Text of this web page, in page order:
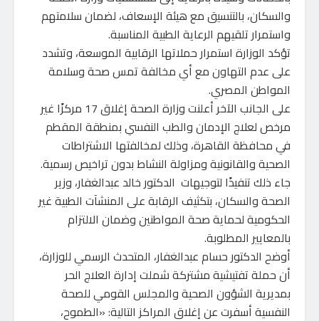
والسكان، بالتنسيق مع هيئة الإسعاف، لضمان سلامتهم
واستمرار تلقيهم الرعاية الطبية المناسبة.
تؤكد الوزارة استمرار حملاتها الرقابية الموسعة، وتشدد
على عدم التهاون مع أي مخالفة تمس صحة وسلامة
المواطن المصري.
على الجانب الآخر أعلنت وزارة الصحة إغلاق 17 مركزًا غير
مرخص لعلاج الإدمان والطب النفسي بمنطقة المقطم
في محافظة القاهرة، وذلك لمخالفتها الاشتراطات
الصحية والقانونية ومزاولة النشاط بدون تراخيص رسمية.
جاء ذلك تنفيذًا لتوجيهات الدكتور خالد عبدالغفار، وزير
الصحة والسكان، بتكثيف الرقابة على المنشآت الطبية غير
الحكومية لحماية صحة المواطنين وضمان الالتزام
بالمعايير المطلوبة.
أوضح الدكتور حسام عبدالغفار، المتحدث الرسمي للوزارة،
أن حملة تفتيشية مشتركة شملت إدارة العلاج الحر
بمديرية الشؤون الصحية والمجلس القومي للصحة
النفسية أسفرت عن إغلاق المراكز التالية: «الطموح،